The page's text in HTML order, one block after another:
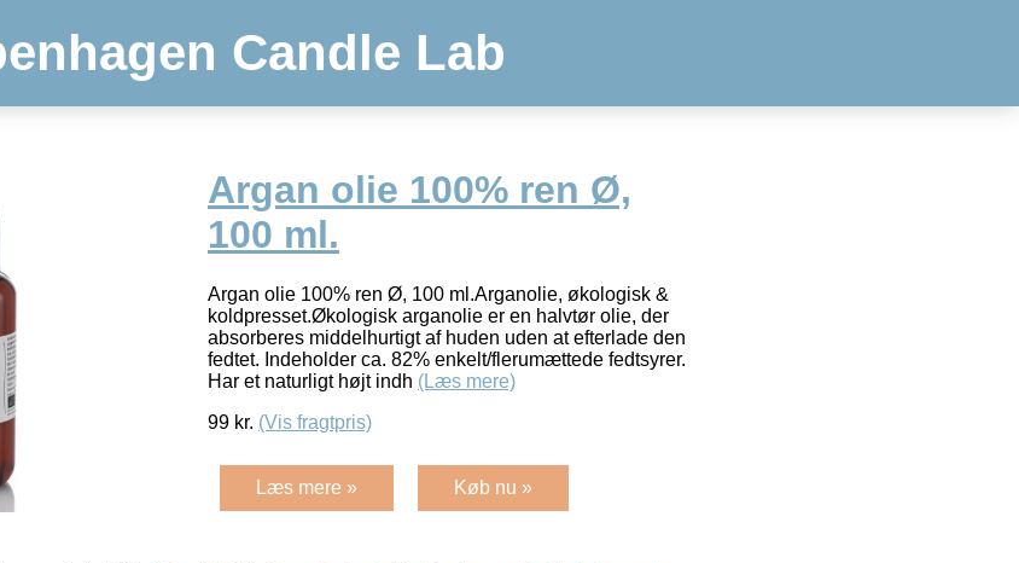
Candle Lab
Argan olie 100% ren Ø,
100 ml.
Argan olie 100% ren Ø, 100 ml.Arganolie, økologisk &
koldpresset.Økologisk arganolie er en halvtør olie, der
absorberes middelhurtigt af huden uden at efterlade den
fedtet. Indeholder ca. 82% enkelt/flerumættede fedtsyrer.
Har et naturligt højt indh (Læs mere)
99 kr. (Vis fragtpris)
Læs mere » Køb nu »